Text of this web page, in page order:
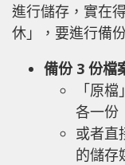
進行儲存，實在
休」，要進行備
備份 3 份檔
「原
各一份
或者直
的儲存